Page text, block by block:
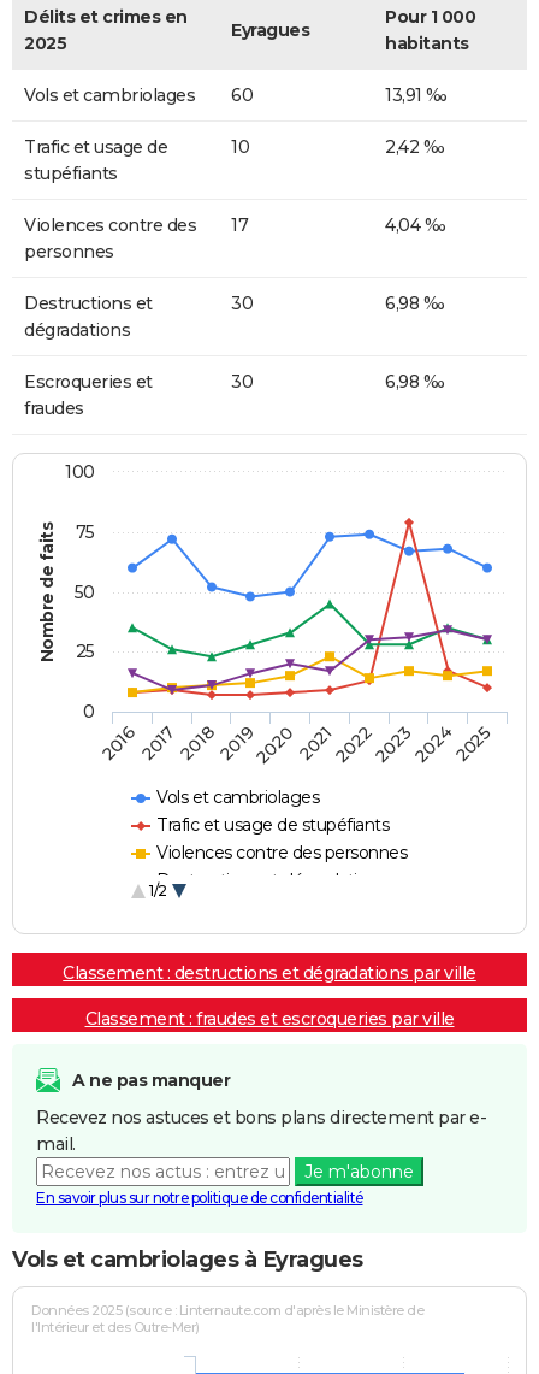
Délits et crimes en
2025
Eyragues
Pour 1 000
habitants
Vols et cambriolages 60 13,91 ‰
Trafic et usage de
stupéfiants
10 2,42 ‰
Violences contre des
personnes
17 4,04 ‰
Destructions et
dégradations
30 6,98 ‰
Escroqueries et
fraudes
30 6,98 ‰
Nombre de faits
Vols et cambriolages
Trafic et usage de stupéfiants
Violences contre des personnes
Destructions et dégradations
1/2
2016201720182019202020212022202320242025
0
25
50
75
100
Classement : destructions et dégradations par ville
Classement : fraudes et escroqueries par ville
A ne pas manquer
Recevez nos astuces et bons plans directement par e-
mail.
Je m'abonne
En savoir plus sur notre politique de confidentialité
Vols et cambriolages à Eyragues
Données 2025 (source : Linternaute.com d'après le Ministère de
l'Intérieur et des Outre-Mer)